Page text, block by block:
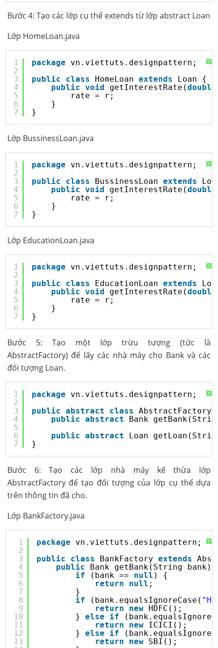
Bước 4: Tạo các lớp cụ thể extends từ lớp abstract Loan
Lớp HomeLoan.java
?
1
2
3
4
5
6
7
package
vn.viettuts.designpattern;
public
class HomeLoan extends
Loan {
public
void getInterestRate(double
rate = r;
}
}
Lớp BussinessLoan.java
?
1
2
3
4
5
6
7
package
vn.viettuts.designpattern;
public
class BussinessLoan extends
public
void getInterestRate(double
rate = r;
}
}
Lớp EducationLoan.java
?
1
2
3
4
5
6
7
package
vn.viettuts.designpattern;
public
class EducationLoan extends
public
void getInterestRate(double
rate = r;
}
}
Bước 5: Tạo một lớp trừu tượng (tức là
AbstractFactory) để lấy các nhà máy cho Bank và các
đối tượng Loan.
?
1
2
3
4
5
6
7
package
vn.viettuts.designpattern;
public
abstract class
AbstractFactory
public
abstract
Bank
public
abstract
Loan
}
Bước 6: Tạo các lớp nhà máy kế thừa lớp
AbstractFactory để tạo đối tượng của lớp cụ thể dựa
trên thông tin đã cho.
Lớp BankFactory.java
?
1
2
3
4
5
6
7
8
9
10
11
12
13
package
vn.viettuts.designpattern;
public
class BankFactory extends
public
Bank getBank(String bank)
if
(bank == null ) {
return
null ;
}
if
(bank.equalsIgnoreCase(
return
new HDFC();
} else if
return
new ICICI();
} else if
return
new SBI();